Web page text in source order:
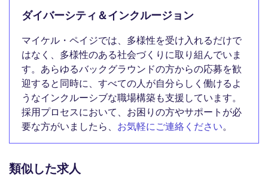
ダイバーシティ＆インクルージョン
マイケル・ペイジでは、多様性を受け入れるだけで
はなく、多様性のある社会づくりに取り組んでいま
す。あらゆるバックグラウンドの方からの応募を歓
迎すると同時に、すべての人が自分らしく働けるよ
うなインクルーシブな職場構築も支援しています。
採用プロセスにおいて、お困りの方やサポートが必
要な方がいましたら、 お気軽にご連絡ください。
類似した求人